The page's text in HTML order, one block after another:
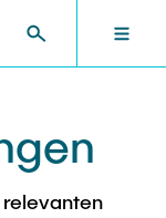
relevanten